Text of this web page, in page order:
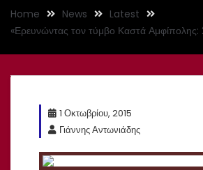
Home News
Latest
«Ερευνώντας τον τύμβο Καστά Αμφίπολης:
1 Οκτωβρίου, 2015
Γιάννης Αντωνιάδης